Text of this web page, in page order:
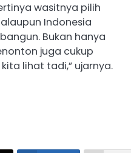
wasitnya pilih
Indonesia
Bukan hanya
juga cukup
lihat tadi,” ujarnya.